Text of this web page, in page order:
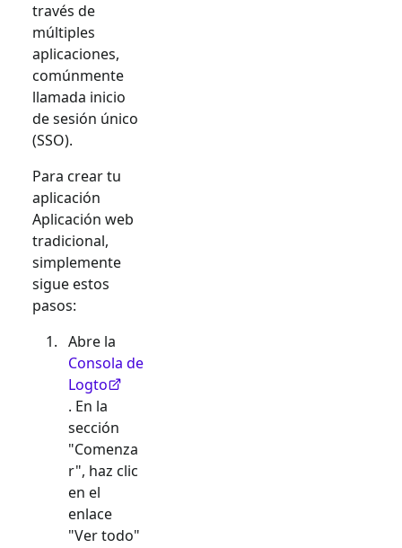
través de
múltiples
aplicaciones,
comúnmente
llamada inicio
de sesión único
(SSO).
Para crear tu
aplicación
Aplicación web
tradicional,
simplemente
sigue estos
pasos:
Abre la
Consola de
Logto
. En la
sección
"Comenza
r", haz clic
en el
enlace
"Ver todo"